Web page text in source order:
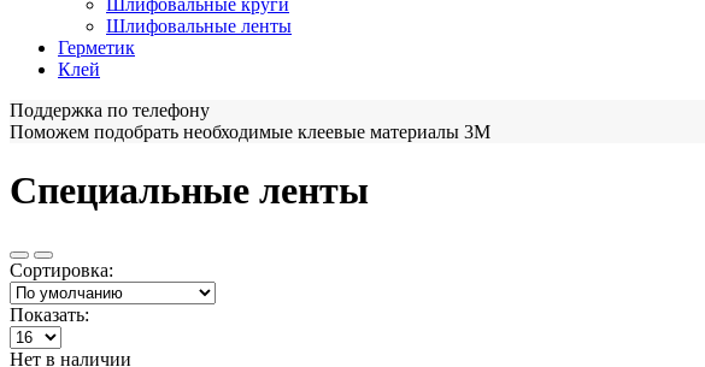
Шлифовальные ленты
Герметик
Клей
Поддержка по телефону
Поможем подобрать необходимые клеевые материалы 3М
Специальные ленты
Сортировка:
Показать:
Нет в наличии